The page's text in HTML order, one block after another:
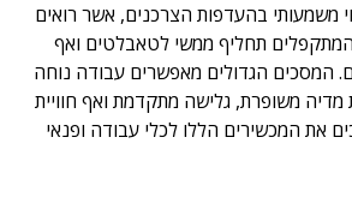
משמעותי בהעדפות הצרכנים, אשר רואים
המתקפלים תחליף ממשי לטאבלטים ואף
המסכים הגדולים מאפשרים עבודה נוחה
מדיה משופרת, גלישה מתקדמת ואף חוויית
את המכשירים הללו לכלי עבודה ופנאי